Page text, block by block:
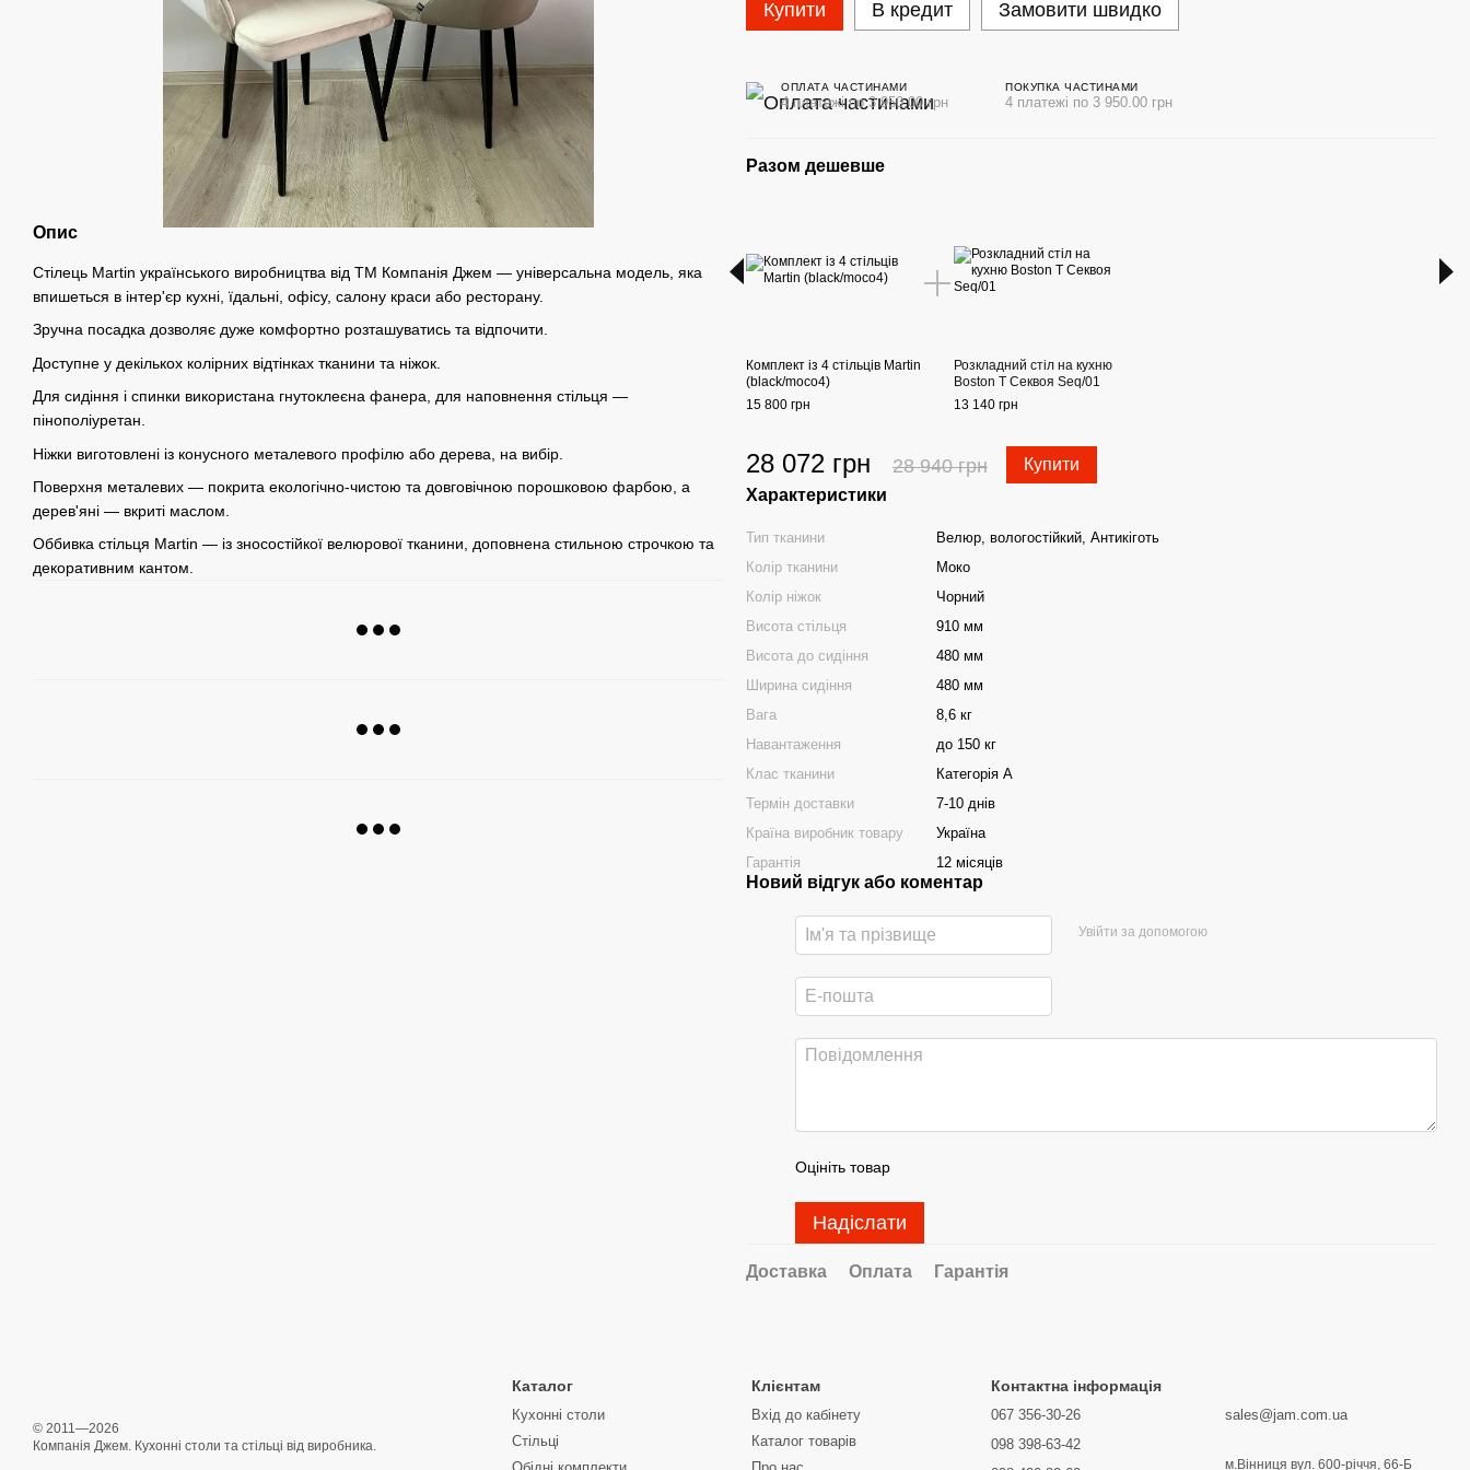
Опис
Стілець Martin українського виробництва від ТМ Компанія Джем — універсальна модель, яка
впишеться в інтер'єр кухні, їдальні, офісу, салону краси або ресторану.
Зручна посадка дозволяє дуже комфортно розташуватись та відпочити.
Доступне у декількох колірних відтінках тканини та ніжок.
Для сидіння і спинки використана гнутоклеєна фанера, для наповнення стільця —
пінополіуретан.
Ніжки виготовлені із конусного металевого профілю або дерева, на вибір.
Поверхня металевих — покрита екологічно-чистою та довговічною порошковою фарбою, а
дерев'яні — вкриті маслом.
Оббивка стільця Martin — із зносостійкої велюрової тканини, доповнена стильною строчкою та
декоративним кантом.
Купити В кредит Замовити швидко
ОПЛАТА ЧАСТИНАМИ
4 платежі по 3 950.00 грн
ПОКУПКА ЧАСТИНАМИ
4 платежі по 3 950.00 грн
Разом дешевше
Комплект із 4 стільців Martin
(black/moco4)
15 800 грн
Розкладний стіл на кухню
Boston T Секвоя Seq/01
13 140 грн
28 072 грн 28 940 грн Купити
Характеристики
Тип тканини
Велюр, вологостійкий, Антикіготь
Колір тканини
Моко
Колір ніжок
Чорний
Висота стільця
910 мм
Висота до сидіння
480 мм
Ширина сидіння
480 мм
Вага
8,6 кг
Навантаження
до 150 кг
Клас тканини
Категорія А
Термін доставки
7-10 днів
Країна виробник товару
Україна
Гарантія
12 місяців
Новий відгук або коментар
Увійти за допомогою
Оцініть товар
Надіслати
Доставка Оплата Гарантія
© 2011—2026
Компанія Джем. Кухонні столи та стільці від виробника.
Каталог
Кухонні столи
Стільці
Клієнтам
Вхід до кабінету
Каталог товарів
Контактна інформація
067 356-30-26
098 398-63-42
sales@jam.com.ua
м.Вінниця вул. 600-річчя, 66-Б